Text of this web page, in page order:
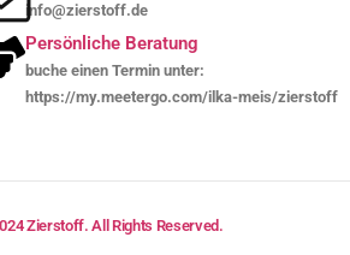
info@zierstoff.de
Persönliche Beratung
buche einen Termin unter:
https://my.meetergo.com/ilka-meis/zierstoff
Zierstoff. All Rights Reserved.